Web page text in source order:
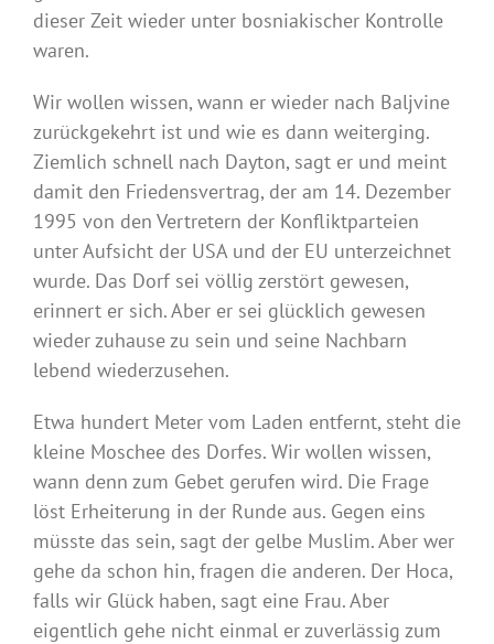
dieser Zeit wieder unter bosniakischer Kontrolle
waren.
Wir wollen wissen, wann er wieder nach Baljvine
zurückgekehrt ist und wie es dann weiterging.
Ziemlich schnell nach Dayton, sagt er und meint
damit den Friedensvertrag, der am 14. Dezember
1995 von den Vertretern der Konfliktparteien
unter Aufsicht der USA und der EU unterzeichnet
wurde. Das Dorf sei völlig zerstört gewesen,
erinnert er sich. Aber er sei glücklich gewesen
wieder zuhause zu sein und seine Nachbarn
lebend wiederzusehen.
Etwa hundert Meter vom Laden entfernt, steht die
kleine Moschee des Dorfes. Wir wollen wissen,
wann denn zum Gebet gerufen wird. Die Frage
löst Erheiterung in der Runde aus. Gegen eins
müsste das sein, sagt der gelbe Muslim. Aber wer
gehe da schon hin, fragen die anderen. Der Hoca,
falls wir Glück haben, sagt eine Frau. Aber
eigentlich gehe nicht einmal er zuverlässig zum